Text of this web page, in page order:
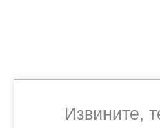
Извините,